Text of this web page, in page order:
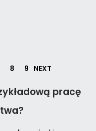
8 9 NEXT
pracę